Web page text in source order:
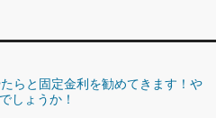
らと固定金利を勧めてきます！や
しょうか！